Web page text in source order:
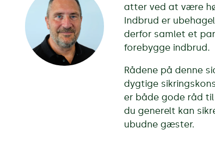
atter ved at være
Indbrud er
derfor samlet et
forebygge indbrud.
Rådene på denne
dygtige
er både gode råd
du generelt kan
ubudne gæster.